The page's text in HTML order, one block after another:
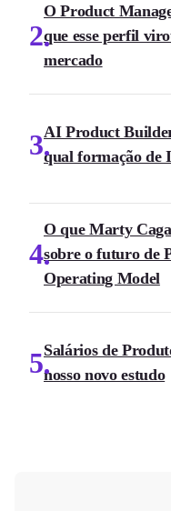
2
O Product
que esse perfil
mercado
3AI Product
qual formação de
4
O que Marty
sobre o futuro de
Operating Model
5Salários de
nosso novo estudo